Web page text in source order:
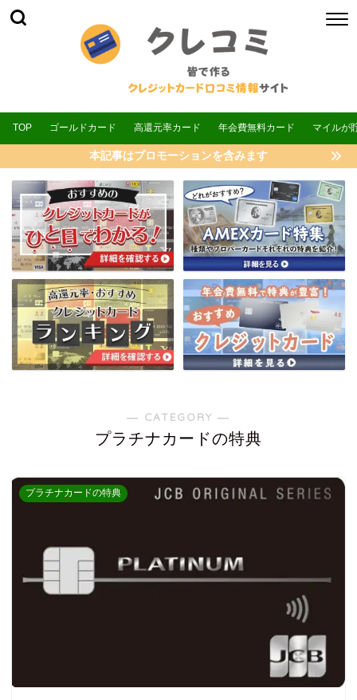
TOP ゴールドカード 高還元率カード 年会費無料カード マイルが
本記事はプロモーションを含みます
― CATEGORY ―
プラチナカードの特典
プラチナカードの特典